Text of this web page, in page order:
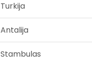
Turkija
Antalija
Stambulas